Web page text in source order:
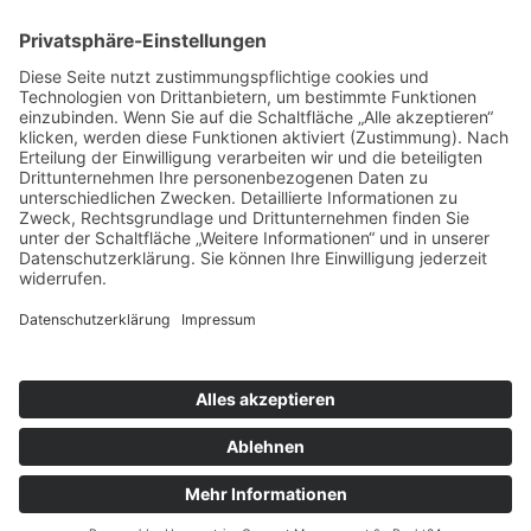
Melden Sie sich für unseren Newsletter an
Ich stimme derDatenschutzerklärungdieser Website
zu
Telefon: 0 21 96 – 89 88 69 – 0
Facebook:@mark.diehl.kosmetik
Email:
info@mark-diehl-kosmetik.de
42929 Wermelskirchen
Impressum|Datenschutz
© 2026 Mark & Diehl Kosmetik. Alle Rechte vorbehalten / Design by